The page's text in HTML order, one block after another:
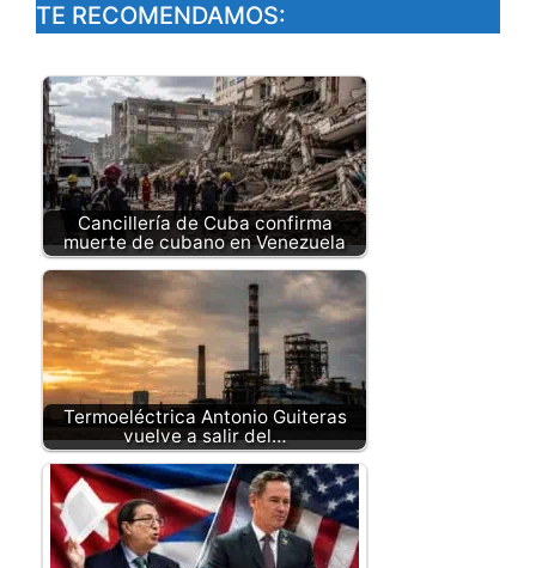
TE RECOMENDAMOS:
Cancillería de Cuba confirma
muerte de cubano en Venezuela
Termoeléctrica Antonio Guiteras
vuelve a salir del…